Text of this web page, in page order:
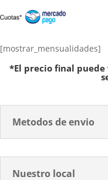
Blanca
con
Reactiva
Oscuras
[mostrar_mensualidades]
*El precio final
Metodos de envio
Nuestro local